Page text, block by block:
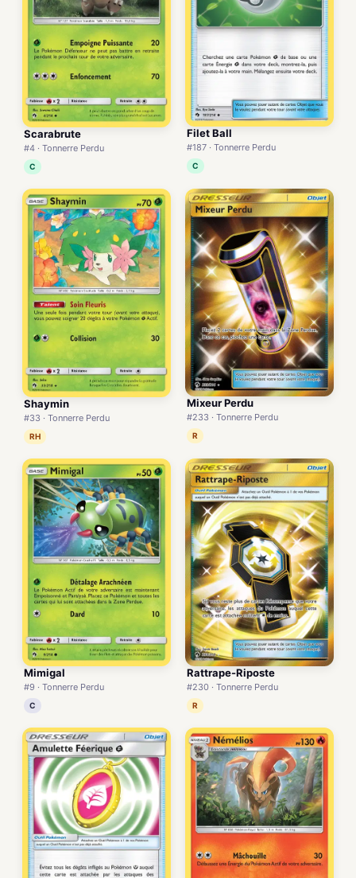
Scarabrute
#4 · Tonnerre Perdu
C
Filet Ball
#187 · Tonnerre Perdu
C
Shaymin
#33 · Tonnerre Perdu
RH
Mixeur Perdu
#233 · Tonnerre Perdu
R
Mimigal
#9 · Tonnerre Perdu
C
Rattrape-Riposte
#230 · Tonnerre Perdu
R